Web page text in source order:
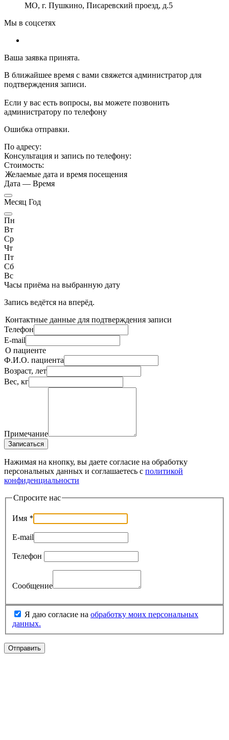
МО, г. Пушкино, Писаревский проезд, д.5
Мы в соцсетях
Ваша заявка принята.
В ближайшее время с вами свяжется администратор для
подтверждения записи.
Если у вас есть вопросы, вы можете позвонить
администратору по телефону
Ошибка отправки.
По адресу:
Консультация и запись по телефону:
Стоимость:
Желаемые дата и время посещения
Дата — Время
Месяц Год
Пн
Вт
Ср
Чт
Пт
Сб
Вс
Часы приёма на выбранную дату
Запись ведётся на вперёд.
Контактные данные для подтверждения записи
Телефон
E-mail
О пациенте
Ф.И.О. пациента
Возраст, лет
Вес, кг
Примечание
Записаться
Нажимая на кнопку, вы даете согласие на обработку
персональных данных и соглашаетесь c политикой
конфиденциальности
Спросите нас
Имя *
E-mail
Телефон
Сообщение
Я даю согласие на обработку моих персональных
данных.
Отправить